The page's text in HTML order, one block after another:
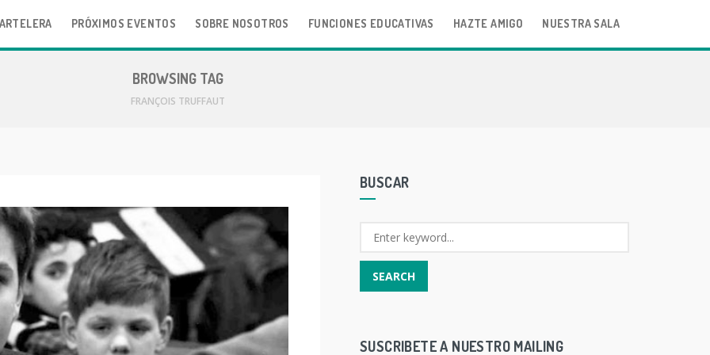
PRÓXIMOS EVENTOS SOBRE NOSOTROS FUNCIONES EDUCATIVAS HAZTE AMIGO NUESTRA SALA
BROWSING TAG
FRANÇOIS TRUFFAUT
BUSCAR
SUSCRIBETE A NUESTRO MAILING